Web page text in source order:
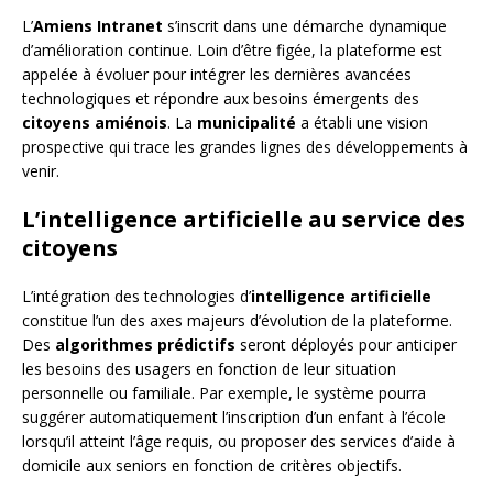
L’Amiens Intranet s’inscrit dans une démarche dynamique
d’amélioration continue. Loin d’être figée, la plateforme est
appelée à évoluer pour intégrer les dernières avancées
technologiques et répondre aux besoins émergents des
citoyens amiénois. La municipalité a établi une vision
prospective qui trace les grandes lignes des développements à
venir.
L’intelligence artificielle au service des
citoyens
L’intégration des technologies d’intelligence artificielle
constitue l’un des axes majeurs d’évolution de la plateforme.
Des algorithmes prédictifs seront déployés pour anticiper
les besoins des usagers en fonction de leur situation
personnelle ou familiale. Par exemple, le système pourra
suggérer automatiquement l’inscription d’un enfant à l’école
lorsqu’il atteint l’âge requis, ou proposer des services d’aide à
domicile aux seniors en fonction de critères objectifs.